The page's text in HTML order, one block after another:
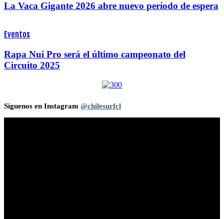
La Vaca Gigante 2026 abre nuevo período de espera
Eventos
Rapa Nui Pro será el último campeonato del
Circuito 2025
Síguenos en Instagram @chilesurfcl